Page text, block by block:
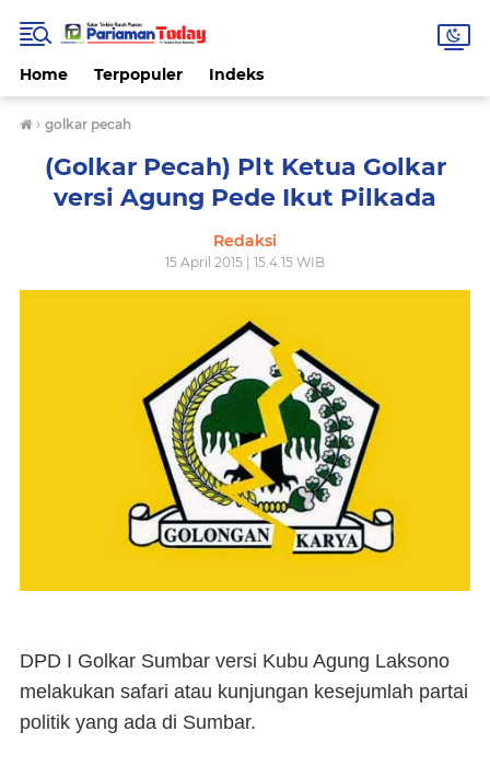
Home Terpopuler Indeks
› golkar pecah
(Golkar Pecah) Plt Ketua Golkar
versi Agung Pede Ikut Pilkada
Redaksi
15 April 2015 | 15.4.15 WIB
DPD I Golkar Sumbar versi Kubu Agung Laksono
melakukan safari atau kunjungan kesejumlah partai
politik yang ada di Sumbar.